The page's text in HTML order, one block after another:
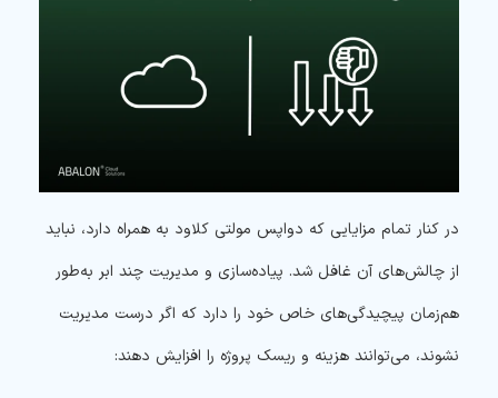
در کنار تمام مزایایی که دواپس مولتی کلاود به همراه دارد، نباید
از چالش‌های آن غافل شد. پیاده‌سازی و مدیریت چند ابر به‌طور
هم‌زمان پیچیدگی‌های خاص خود را دارد که اگر درست مدیریت
نشوند، می‌توانند هزینه و ریسک پروژه را افزایش دهند: